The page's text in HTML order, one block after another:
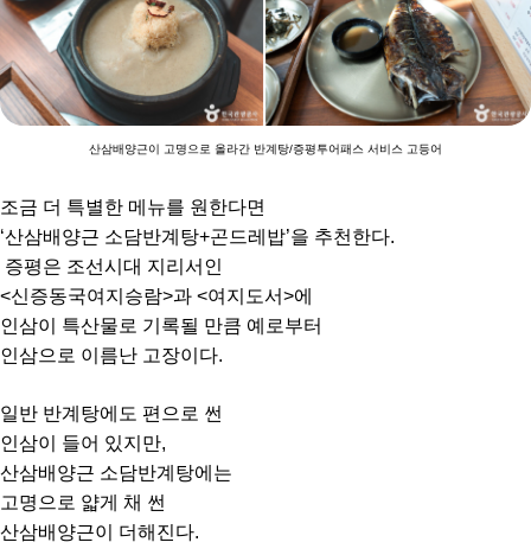
산삼배양근이 고명으로 올라간 반계탕/증평투어패스 서비스 고등어
조금 더 특별한 메뉴를 원한다면
‘산삼배양근 소담반계탕+곤드레밥’을 추천한다.
증평은 조선시대 지리서인
<신증동국여지승람>과 <여지도서>에
인삼이 특산물로 기록될 만큼 예로부터
인삼으로 이름난 고장이다.
일반 반계탕에도 편으로 썬
인삼이 들어 있지만,
산삼배양근 소담반계탕에는
고명으로 얇게 채 썬
산삼배양근이 더해진다.